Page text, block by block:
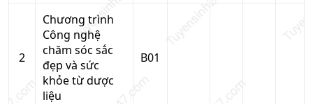
2
Chương trình
Công nghệ
chăm sóc sắc
đẹp và sức
khỏe từ dược
liệu
B01